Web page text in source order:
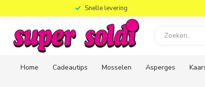
Snelle levering
Home Cadeautips Mosselen Asperges